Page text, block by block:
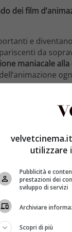
dei film
e
da
maniacale
lo vediamo in
sempre in
loro. Nella
che troviamo in
dice di dover
che i duehanno
utilizzare
Pubblicità e
prestazioni dei
sviluppo di servizi
Archiviare
Scopri di più